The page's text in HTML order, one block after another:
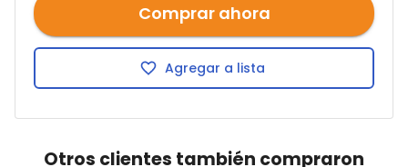
Comprar ahora
Agregar a lista
Otros clientes también compraron